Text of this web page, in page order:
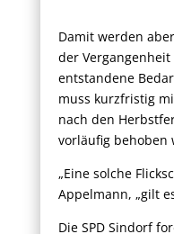
Damit werden
der
entstandene
muss kurzfristig
nach den
vorläufig behoben
„Eine solche
Appelmann, „gilt
Die SPD Sindorf